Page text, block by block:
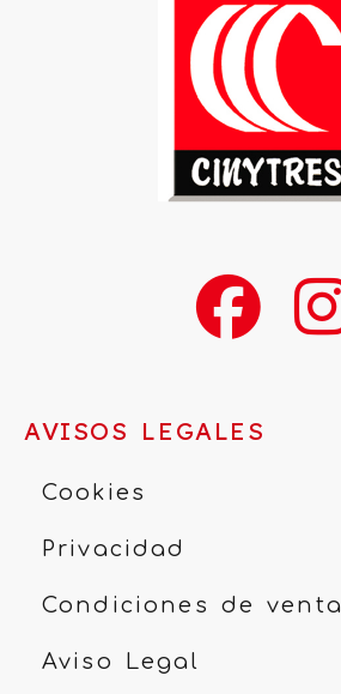
AVISOS LEGALES
Cookies
Privacidad
Condiciones de venta
Aviso Legal